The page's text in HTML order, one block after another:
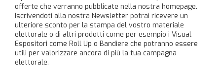
offerte che verranno pubblicate nella nostra homepage.
Iscrivendoti alla nostra Newsletter potrai ricevere un
ulteriore sconto per la stampa del vostro materiale
elettorale o di altri prodotti come per esempio i Visual
Espositori come Roll Up o Bandiere che potranno essere
utili per valorizzare ancora di più la tua campagna
elettorale.